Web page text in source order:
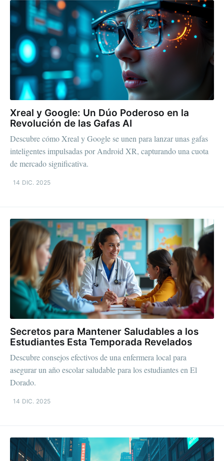
Xreal y Google: Un Dúo Poderoso en la
Revolución de las Gafas AI
Descubre cómo Xreal y Google se unen para lanzar unas gafas
inteligentes impulsadas por Android XR, capturando una cuota
de mercado significativa.
14 DIC. 2025
Secretos para Mantener Saludables a los
Estudiantes Esta Temporada Revelados
Descubre consejos efectivos de una enfermera local para
asegurar un año escolar saludable para los estudiantes en El
Dorado.
14 DIC. 2025